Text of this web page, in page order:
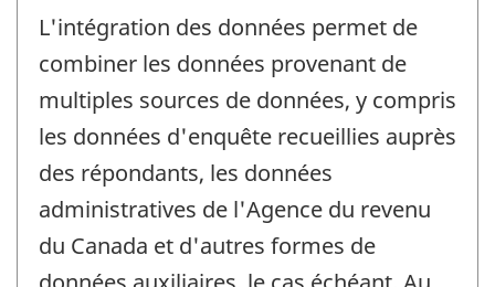
L'intégration des données permet de
combiner les données provenant de
multiples sources de données, y compris
les données d'enquête recueillies auprès
des répondants, les données
administratives de l'Agence du revenu
du Canada et d'autres formes de